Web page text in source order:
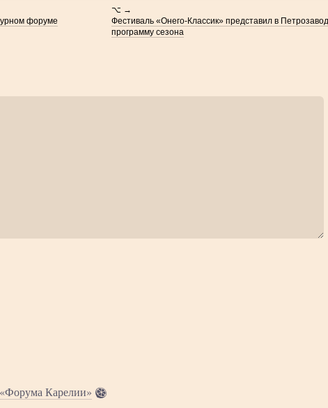
форуме
⌥ →
Фестиваль «Онего-Классик» представил в
программу сезона
«Форума Карелии»